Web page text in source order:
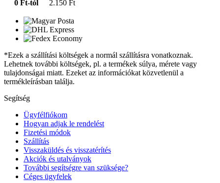
0 Ft-tól 2.150 Ft
*Ezek a szállítási költségek a normál szállításra vonatkoznak.
Lehetnek további költségek, pl. a termékek súlya, mérete vagy
tulajdonságai miatt. Ezeket az információkat közvetlenül a
termékleírásban találja.
Segítség
Ügyfélfiókom
Hogyan adjak le rendelést
Fizetési módok
Szállítás
Visszaküldés és visszatérítés
Akciók és utalványok
További segítségre van szüksége?
Céges ügyfelek